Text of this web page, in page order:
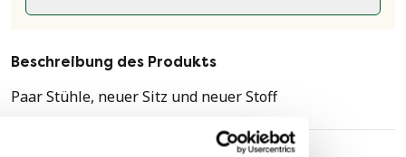
Beschreibung des Produkts
Paar Stühle, neuer Sitz und neuer Stoff